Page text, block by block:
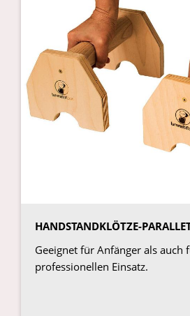
HANDSTANDKLÖTZE-
Geeignet für Anfänger als auch
professionellen Einsatz.